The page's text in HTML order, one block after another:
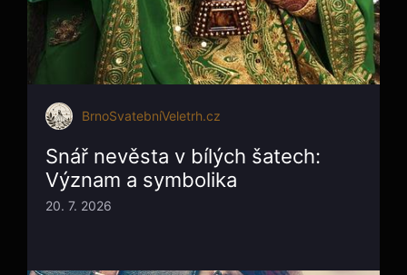
BrnoSvatebníVeletrh.cz
Snář nevěsta v bílých šatech:
Význam a symbolika
20. 7. 2026